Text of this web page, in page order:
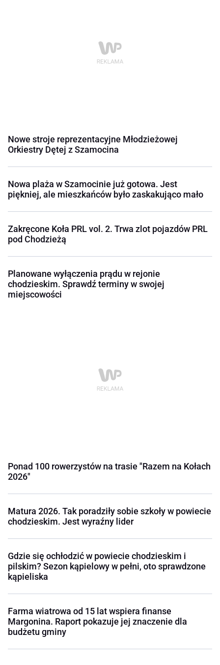
Nowe stroje reprezentacyjne Młodzieżowej
Orkiestry Dętej z Szamocina
Nowa plaża w Szamocinie już gotowa. Jest
piękniej, ale mieszkańców było zaskakująco mało
Zakręcone Koła PRL vol. 2. Trwa zlot pojazdów PRL
pod Chodzieżą
Planowane wyłączenia prądu w rejonie
chodzieskim. Sprawdź terminy w swojej
miejscowości
Ponad 100 rowerzystów na trasie "Razem na Kołach
2026"
Matura 2026. Tak poradziły sobie szkoły w powiecie
chodzieskim. Jest wyraźny lider
Gdzie się ochłodzić w powiecie chodzieskim i
pilskim? Sezon kąpielowy w pełni, oto sprawdzone
kąpieliska
Farma wiatrowa od 15 lat wspiera finanse
Margonina. Raport pokazuje jej znaczenie dla
budżetu gminy